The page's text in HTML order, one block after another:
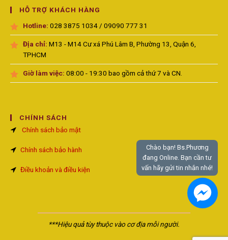
HỖ TRỢ KHÁCH HÀNG
Hotline: 028 3875 1034 / 09090 777 31
Địa chỉ: M13 - M14 Cư xá Phú Lâm B, Phường 13, Quận 6,
TPHCM
Giờ làm việc: 08:00 - 19:30 bao gồm cả thứ 7 và CN.
CHÍNH SÁCH
Chính sách bảo mật
Chính sách bảo hành
Điều khoản và điều kiện
***Hiệu quả tùy thuộc vào cơ địa mỗi người.
Chào bạn! Bs.Phương
đang Online. Bạn cần tư
vấn hãy gửi tin nhắn nhé!